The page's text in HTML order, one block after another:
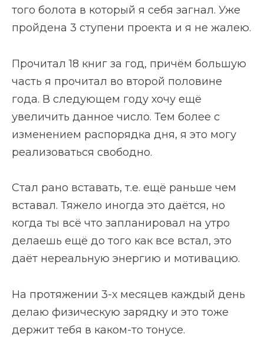
того болота в который я себя загнал. Уже
пройдена 3 ступени проекта и я не жалею.
Прочитал 18 книг за год, причём большую
часть я прочитал во второй половине
года. В следующем году хочу ещё
увеличить данное число. Тем более с
изменением распорядка дня, я это могу
реализоваться свободно.
Стал рано вставать, т.е. ещё раньше чем
вставал. Тяжело иногда это даётся, но
когда ты всё что запланировал на утро
делаешь ещё до того как все встал, это
даёт нереальную энергию и мотивацию.
На протяжении 3-х месяцев каждый день
делаю физическую зарядку и это тоже
держит тебя в каком-то тонусе.